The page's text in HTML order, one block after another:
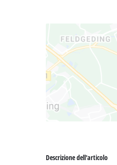
Descrizione dell'articolo